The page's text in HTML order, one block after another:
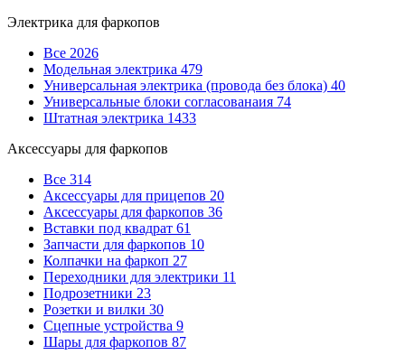
Электрика для фаркопов
Все 2026
Модельная электрика 479
Универсальная электрика (провода без блока) 40
Универсальные блоки согласованаия 74
Штатная электрика 1433
Аксессуары для фаркопов
Все 314
Аксессуары для прицепов 20
Аксессуары для фаркопов 36
Вставки под квадрат 61
Запчасти для фаркопов 10
Колпачки на фаркоп 27
Переходники для электрики 11
Подрозетники 23
Розетки и вилки 30
Сцепные устройства 9
Шары для фаркопов 87